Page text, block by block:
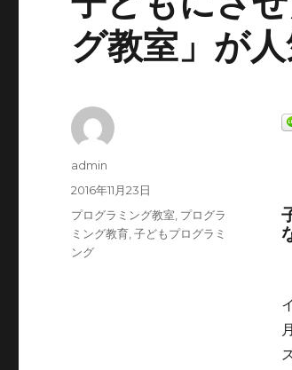
グ教室」が
投
admin
投
稿
2016年11月23日
カ
テ
ゴ
プログラミング教室 プログラ
ミング教育 ,子どもプログラミ
ング